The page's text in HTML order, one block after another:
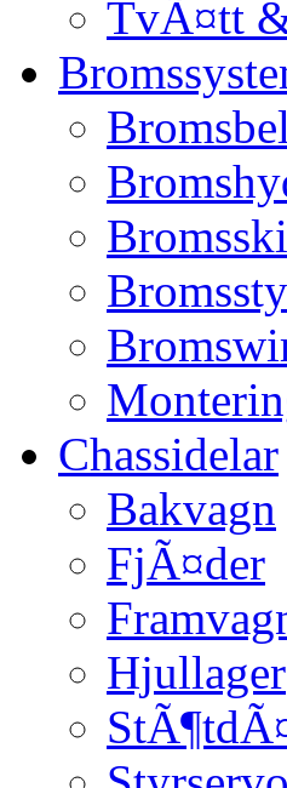
TvÃ¤tt
Chassidelar
Bakvagn
FjÃ¤der
Hjullager